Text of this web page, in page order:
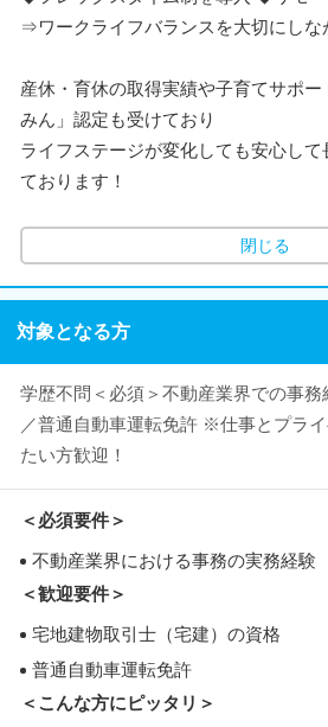
⇒ワークライフバランスを大切にしな
産休・育休の取得実績や子育てサポ
みん」認定も受けており
ライフステージが変化しても安心し
ております！
閉じる
対象となる方
学歴不問＜必須＞不動産業界での事
／普通自動車運転免許 ※仕事とプラ
たい方歓迎！
＜必須要件＞
不動産業界における事務の実務経験
＜歓迎要件＞
宅地建物取引士（宅建）の資格
普通自動車運転免許
＜こんな方にピッタリ＞